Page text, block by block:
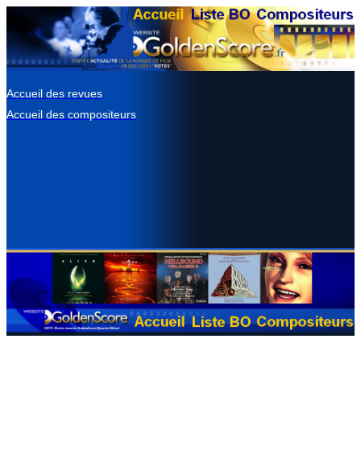
Accueil des revues
Accueil des compositeurs